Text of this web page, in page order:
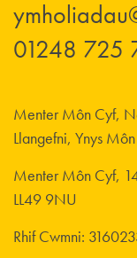
01248 725
Menter Môn Cyf,
Llangefni, Ynys
Menter Môn Cyf,
LL49 9NU
Rhif Cwmni: